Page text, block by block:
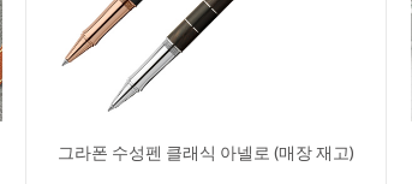
그라폰 수성펜 클래식 아넬로 (매장 재고)